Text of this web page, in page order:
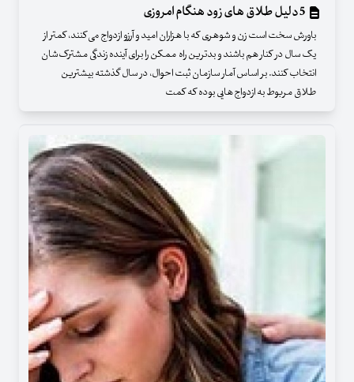
باورش سخت است زن و شوهری که با هزاران امید و آرزو ازدواج می کنند، کمتر از
یک سال در کنار هم باشند و بدترین راه ممکن را برای آینده زندگی مشترک شان
انتخاب کنند. بر اساس آمار سازمان ثبت احوال، در سال گذشته بیشترین
طلاق مربوط به ازدواج هایی بوده که کمت